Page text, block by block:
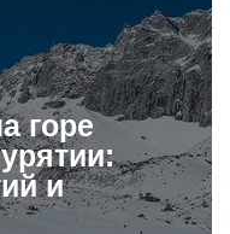
горе
и